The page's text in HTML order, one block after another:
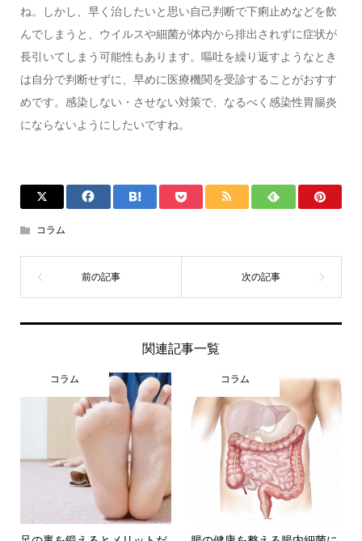
ね。しかし、早く治したいと思い自己判断で下痢止めなどを飲
んでしまうと、ウイルスや細菌が体内から排出されずに症状が
長引いてしまう可能性もあります。嘔吐を繰り返すようなとき
は自分で判断せずに、早めに医療機関を受診することがおすす
めです。感染しない・させない対策で、なるべく感染性胃腸炎
にならないようにしたいですね。
コラム
関連記事一覧
コラム コラム